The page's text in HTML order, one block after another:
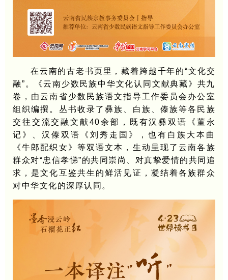
在云南的古老书页里，藏着跨越千年的“文化交
融”。《云南少数民族中华文化认同文献典藏》共九
卷，由云南省少数民族语文指导工作委员会办公室
组织编撰。丛书收录了彝族、白族、傣族等各民族
交往交流交融文献40余部，既有汉彝双语《董永
记》、汉傣双语《刘秀走国》，也有白族大本曲
《牛郎配织女》等双语文本，生动呈现了云南各族
群众对“忠信孝悌”的共同崇尚、对真挚爱情的共同追
求，是文化互鉴共生的鲜活见证，凝结着各族群众
对中华文化的深厚认同 。